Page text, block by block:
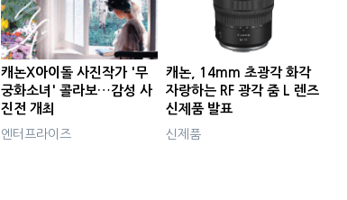
캐논X아이돌 사진작가 '무
궁화소녀' 콜라보…감성 사
진전 개최
엔터프라이즈
캐논, 14mm 초광각 화각
자랑하는 RF 광각 줌 L 렌즈
신제품 발표
신제품